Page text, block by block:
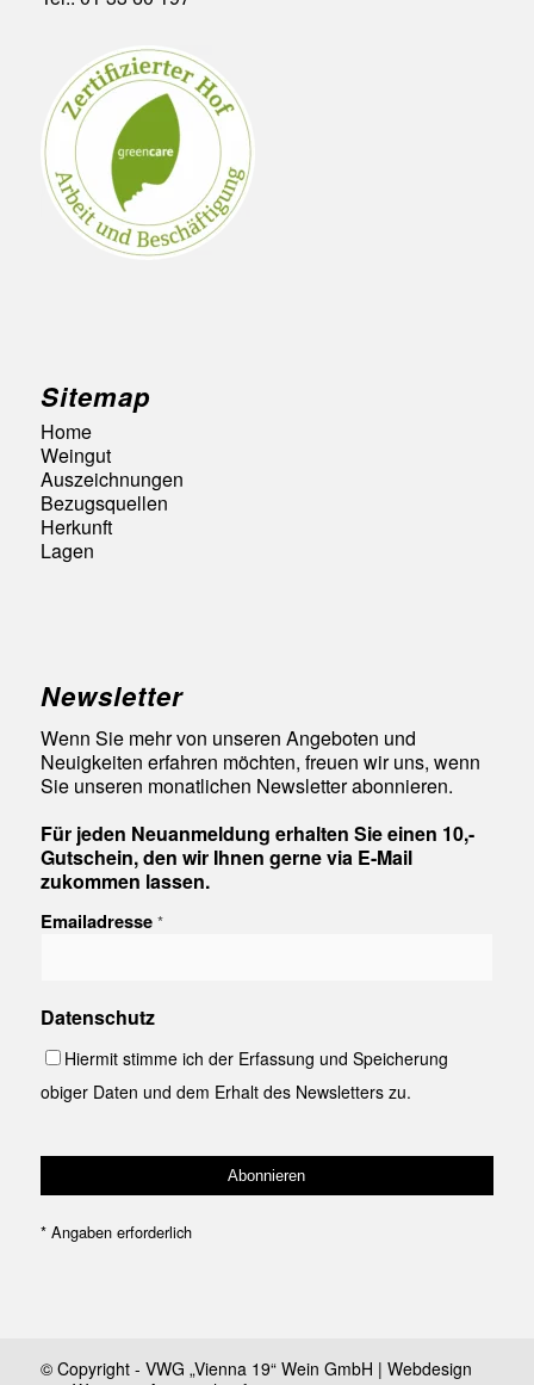
Sitemap
Home
Weingut
Auszeichnungen
Bezugsquellen
Herkunft
Lagen
Newsletter
Wenn Sie mehr von unseren Angeboten und
Neuigkeiten erfahren möchten, freuen wir uns, wenn
Sie unseren monatlichen Newsletter abonnieren.
Für jeden Neuanmeldung erhalten Sie einen 10,-
Gutschein, den wir Ihnen gerne via E-Mail
zukommen lassen.
Emailadresse *
Datenschutz
Hiermit stimme ich der Erfassung und Speicherung
obiger Daten und dem Erhalt des Newsletters zu.
*Angaben erforderlich
© Copyright - VWG „Vienna 19“ Wein GmbH | Webdesign